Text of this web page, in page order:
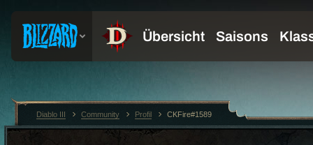
Diablo III Community Profil CKFire#1589